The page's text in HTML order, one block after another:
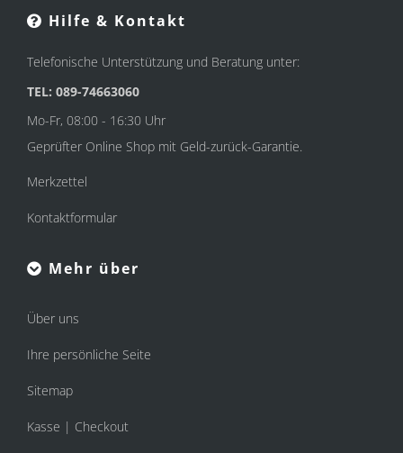
Hilfe & Kontakt
Telefonische Unterstützung und Beratung unter:
TEL: 089-74663060
Mo-Fr, 08:00 - 16:30 Uhr
Geprüfter Online Shop mit Geld-zurück-Garantie.
Merkzettel
Kontaktformular
Mehr über
Über uns
Ihre persönliche Seite
Sitemap
Kasse | Checkout